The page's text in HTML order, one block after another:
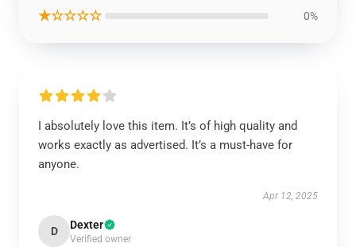
★☆☆☆☆ 0%
I absolutely love this item. It’s of high quality and
works exactly as advertised. It’s a must-have for
anyone.
Apr 12, 2025
D Dexter
Verified owner